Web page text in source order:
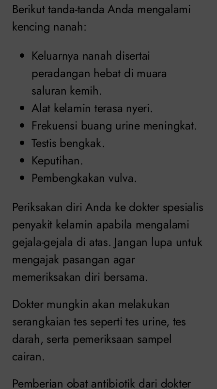
Berikut tanda-tanda Anda mengalami
kencing nanah:
Keluarnya nanah disertai
peradangan hebat di muara
saluran kemih.
Alat kelamin terasa nyeri.
Frekuensi buang urine meningkat.
Testis bengkak.
Keputihan.
Pembengkakan vulva.
Periksakan diri Anda ke dokter spesialis
penyakit kelamin apabila mengalami
gejala-gejala di atas. Jangan lupa untuk
mengajak pasangan agar
memeriksakan diri bersama.
Dokter mungkin akan melakukan
serangkaian tes seperti tes urine, tes
darah, serta pemeriksaan sampel
cairan.
Pemberian obat antibiotik dari dokter